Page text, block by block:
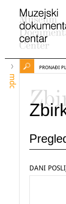
mdc
PRONAĐI
DANI